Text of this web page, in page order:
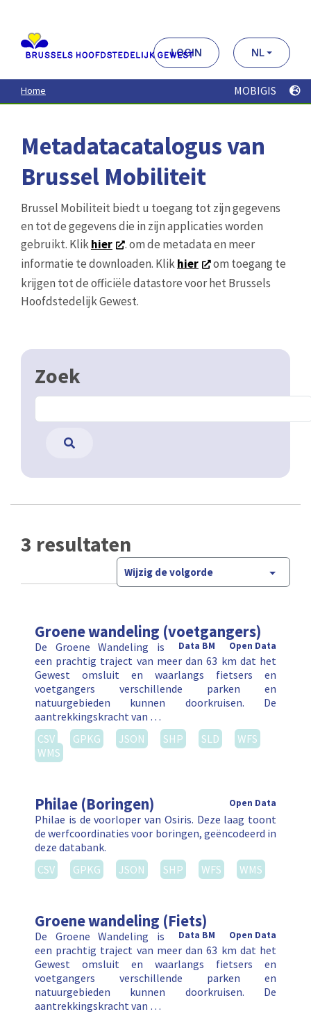
contenu
principal
LOGIN NL
Home MOBIGIS
Metadatacatalogus van
Brussel Mobiliteit
Brussel Mobiliteit biedt u toegang tot zijn gegevens
en tot de gegevens die in zijn applicaties worden
gebruikt. Klikhier
. om de metadata en meer
informatie te downloaden. Klikhier
om toegang te
krijgen tot de officiële datastore voor het Brussels
Hoofdstedelijk Gewest.
Zoek
3 resultaten
Wijzig de volgorde
Groene wandeling (voetgangers)
Open Data
Data BM
De Groene Wandeling is
een prachtig traject van meer dan 63 km dat het
Gewest omsluit en waarlangs fietsers en
voetgangers verschillende parken en
natuurgebieden kunnen doorkruisen. De
aantrekkingskracht van …
CSV
GPKG JSON SHP SLD
WFS
WMS
Philae (Boringen) Open Data
Philae is de voorloper van Osiris. Deze laag toont
de werfcoordinaties voor boringen, geëncodeerd in
deze databank.
CSV
GPKG JSON SHP WFS WMS
Groene wandeling (Fiets)
Open Data
Data BM
De Groene Wandeling is
een prachtig traject van meer dan 63 km dat het
Gewest omsluit en waarlangs fietsers en
voetgangers verschillende parken en
natuurgebieden kunnen doorkruisen. De
aantrekkingskracht van …